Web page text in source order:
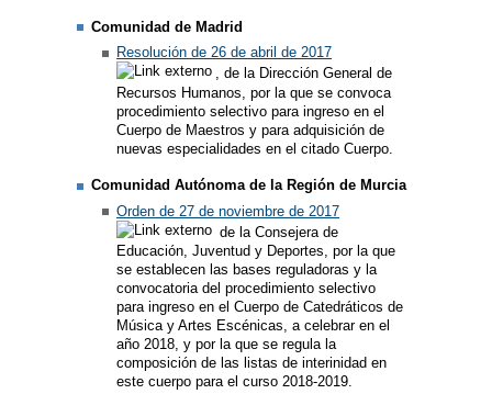
Comunidad de Madrid
Resolución de 26 de abril de 2017
, de la Dirección General de
Recursos Humanos, por la que se convoca
procedimiento selectivo para ingreso en el
Cuerpo de Maestros y para adquisición de
nuevas especialidades en el citado Cuerpo.
Comunidad Autónoma de la Región de Murcia
Orden de 27 de noviembre de 2017
de la Consejera de
Educación, Juventud y Deportes, por la que
se establecen las bases reguladoras y la
convocatoria del procedimiento selectivo
para ingreso en el Cuerpo de Catedráticos de
Música y Artes Escénicas, a celebrar en el
año 2018, y por la que se regula la
composición de las listas de interinidad en
este cuerpo para el curso 2018-2019.